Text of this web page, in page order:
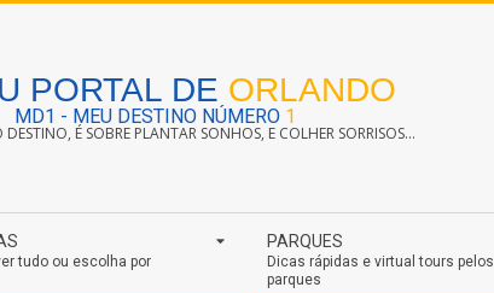
PORTAL DE ORLANDO
MD1 - MEU DESTINO NÚMERO 1
DESTINO, É SOBRE PLANTAR SONHOS, E COLHER SORRISOS...
tudo ou escolha por
PARQUES
Dicas rápidas e virtual tours pelos
parques